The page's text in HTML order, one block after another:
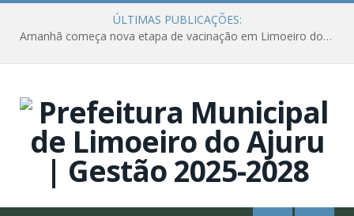
ÚLTIMAS PUBLICAÇÕES:
Amanhã começa nova etapa de vacinação em Limoeiro do Ajuru para idosos com 65 ou mais